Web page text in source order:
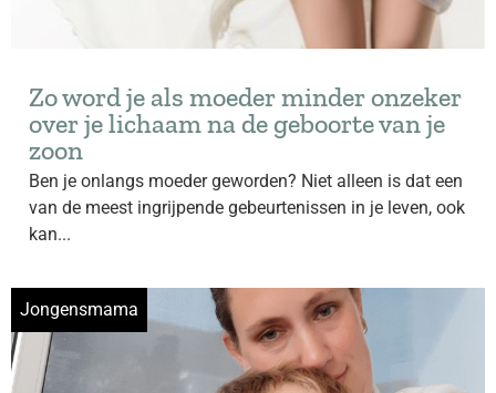
Zo word je als moeder minder onzeker
over je lichaam na de geboorte van je
zoon
Ben je onlangs moeder geworden? Niet alleen is dat een
van de meest ingrijpende gebeurtenissen in je leven, ook
kan...
Jongensmama